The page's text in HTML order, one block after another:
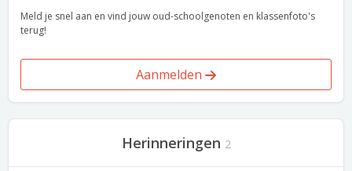
Meld je snel aan en vind jouw oud-schoolgenoten en klassenfoto's
terug!
Aanmelden
Herinneringen 2